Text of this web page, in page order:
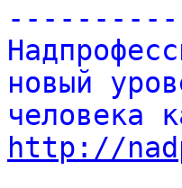
новый
человека
http://